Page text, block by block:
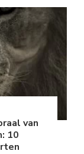
van
10